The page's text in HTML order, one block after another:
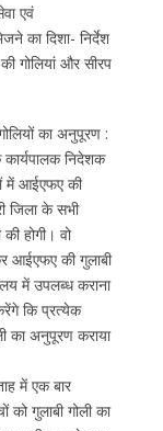
एवं
का दिशा- निर्देश
गोलियां और सीरप
का अनुपूरण :
निदेशक
में आईएफए की
जिला के सभी
होगी। वो
आईएफए की गुलाबी
में उपलब्ध कराना
कि प्रत्येक
का अनुपूरण कराया
में एक बार
को गुलाबी गोली का